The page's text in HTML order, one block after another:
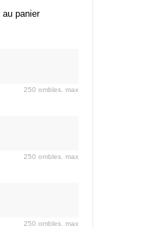
au panier
250 ombles. max
250 ombles. max
250 ombles. max